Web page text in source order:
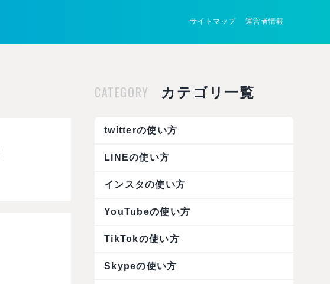
サイトマップ 運営者情報
CATEGORY カテゴリ一覧
twitterの使い方
LINEの使い方
インスタの使い方
YouTubeの使い方
TikTokの使い方
Skypeの使い方